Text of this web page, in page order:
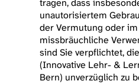
tragen, dass
unautorisiertem
der Vermutung oder
missbräuchliche
sind Sie verpflichtet,
(Innovative Lehr- &
Bern) unverzüglich zu